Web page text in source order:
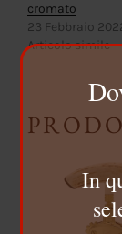
cromato
23 Febbraio
Articolo simile
In